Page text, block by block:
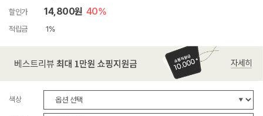
할인가
14,800원 40%
적립금 1%
색상